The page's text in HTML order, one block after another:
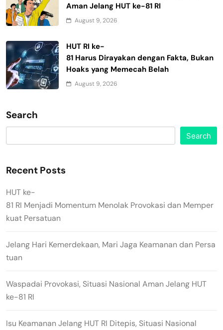
Aman Jelang HUT ke-81 RI
August 9, 2026
HUT RI ke-
81 Harus Dirayakan dengan Fakta, Bukan
Hoaks yang Memecah Belah
August 9, 2026
Search
Search
Recent Posts
HUT ke-
81 RI Menjadi Momentum Menolak Provokasi dan Memper
kuat Persatuan
Jelang Hari Kemerdekaan, Mari Jaga Keamanan dan Persa
tuan
Waspadai Provokasi, Situasi Nasional Aman Jelang HUT
ke-81 RI
Isu Keamanan Jelang HUT RI Ditepis, Situasi Nasional